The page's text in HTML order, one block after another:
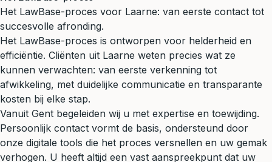
Het LawBase-proces voor Laarne: van eerste contact tot
succesvolle afronding.
Het LawBase-proces is ontworpen voor helderheid en
efficiëntie. Cliënten uit Laarne weten precies wat ze
kunnen verwachten: van eerste verkenning tot
afwikkeling, met duidelijke communicatie en transparante
kosten bij elke stap.
Vanuit Gent begeleiden wij u met expertise en toewijding.
Persoonlijk contact vormt de basis, ondersteund door
onze digitale tools die het proces versnellen en uw gemak
verhogen. U heeft altijd een vast aanspreekpunt dat uw